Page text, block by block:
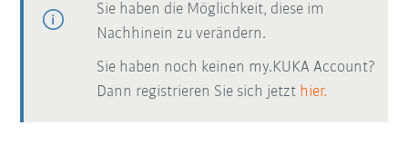
Sie haben die Möglichkeit, diese im
Nachhinein zu verändern.
Sie haben noch keinen my.KUKA Account?
Dann registrieren Sie sich jetzt hier.